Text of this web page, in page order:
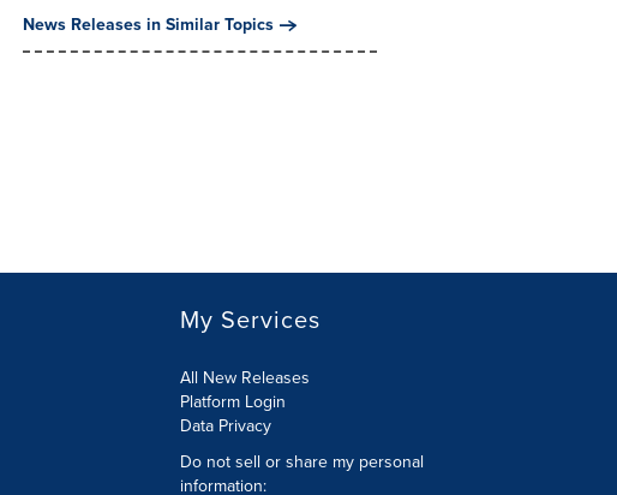
News Releases in Similar Topics
My Services
All New Releases
Platform Login
Data Privacy
Do not sell or share my personal
information: